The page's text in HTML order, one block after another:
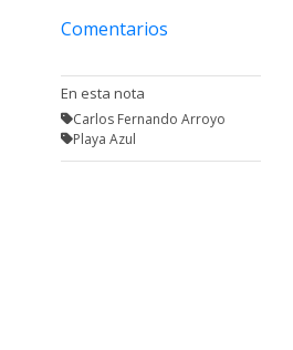
Comentarios
En esta nota
Carlos Fernando Arroyo
Playa Azul